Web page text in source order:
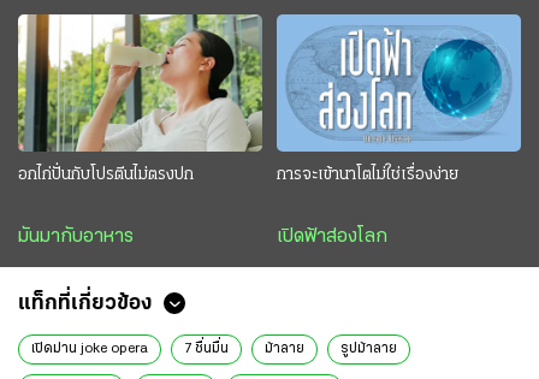
อกไก่ปั่นกับโปรตีนไม่ตรงปก
มันมากับอาหาร
การจะเข้านาโตไม่ใช่เรื่องง่าย
เปิดฟ้าส่องโลก
แท็กที่เกี่ยวข้อง
เปิดม่าน joke opera 7 ชื่นมื่น ม้าลาย รูปม้าลาย